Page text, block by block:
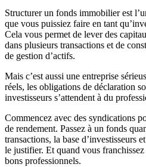
Structurer un fonds immobilier est
que vous puissiez faire en tant
Cela vous permet de lever des
dans plusieurs transactions et de
de gestion d’actifs.
Mais c’est aussi une entreprise
réels, les obligations de déclaration
investisseurs s’attendent à du
Commencez avec des syndications
de rendement. Passez à un fonds
transactions, la base d’investisseurs
le justifier. Et quand vous
bons professionnels.